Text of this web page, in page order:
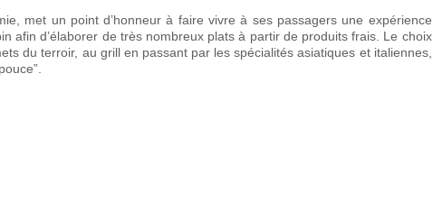
met un point d’honneur à faire vivre à ses passagers une expérience
afin d’élaborer de très nombreux plats à partir de produits frais. Le choix
du terroir, au grill en passant par les spécialités asiatiques et italiennes,